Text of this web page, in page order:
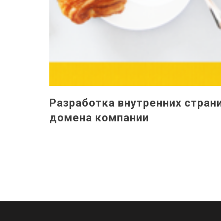
Разработка внутренних
домена компании